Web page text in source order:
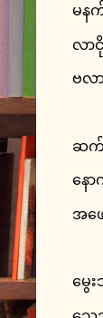
မန
လာ
ဗလ
ဆက်
နေ
အဖ
မွေ